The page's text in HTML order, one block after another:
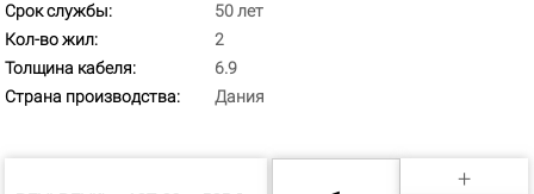
Срок службы:
50 лет
Кол-во жил:
2
Толщина кабеля:
6.9
Страна производства:
Дания
+